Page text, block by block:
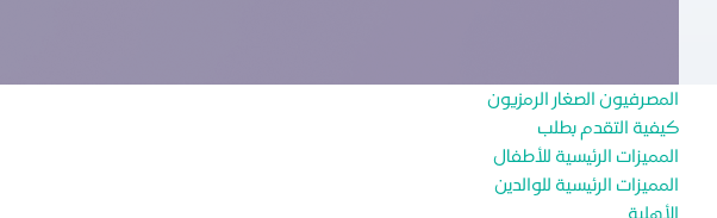
المصرفيون الصغار الرمزيون
كيفية التقدم بطلب
المميزات الرئيسية للأطفال
المميزات الرئيسية للوالدين
الأهلية